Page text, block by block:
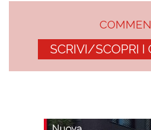
SCRIVI/SCOPRI I